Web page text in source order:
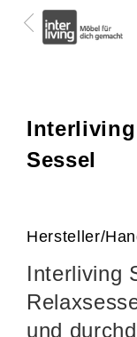
Interliving
Sessel
Hersteller/
Interliving
und